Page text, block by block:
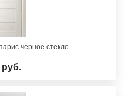
черное стекло
руб.